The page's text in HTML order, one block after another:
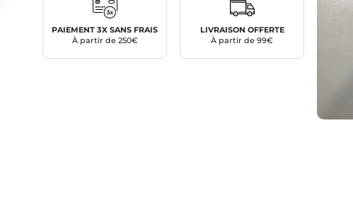
PAIEMENT 3X SANS FRAIS
À partir de 250€
LIVRAISON OFFERTE
À partir de 99€